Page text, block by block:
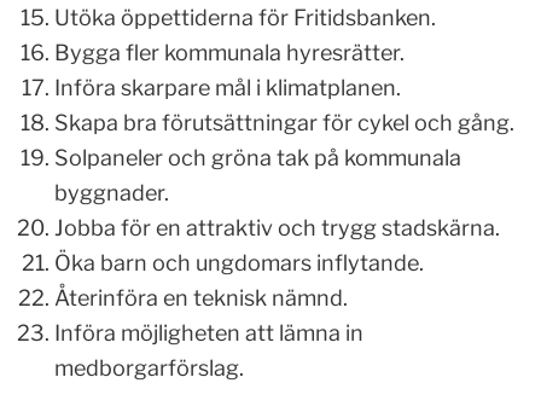
Utöka öppettiderna för Fritidsbanken.
Bygga fler kommunala hyresrätter.
Införa skarpare mål i klimatplanen.
Skapa bra förutsättningar för cykel och gång.
Solpaneler och gröna tak på kommunala
byggnader.
Jobba för en attraktiv och trygg stadskärna.
Öka barn och ungdomars inflytande.
Återinföra en teknisk nämnd.
Införa möjligheten att lämna in
medborgarförslag.